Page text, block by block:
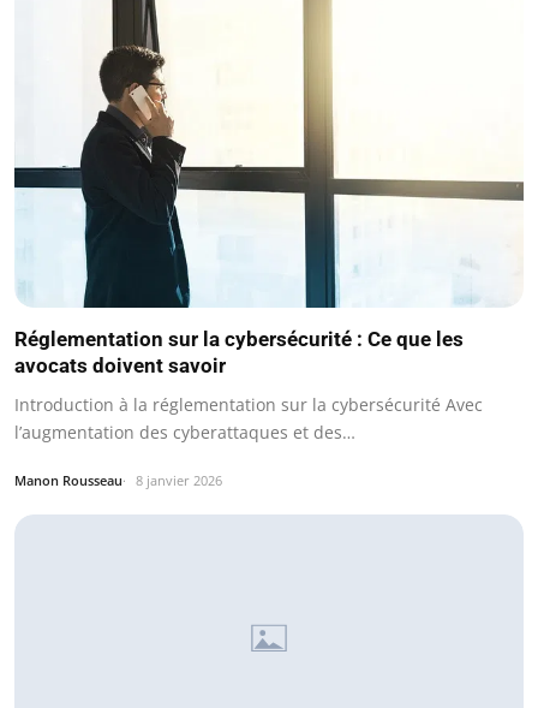
Réglementation sur la cybersécurité : Ce que les
avocats doivent savoir
Introduction à la réglementation sur la cybersécurité Avec
l’augmentation des cyberattaques et des…
Manon Rousseau 8 janvier 2026